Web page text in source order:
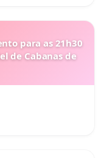
para as 21h30
de Cabanas de